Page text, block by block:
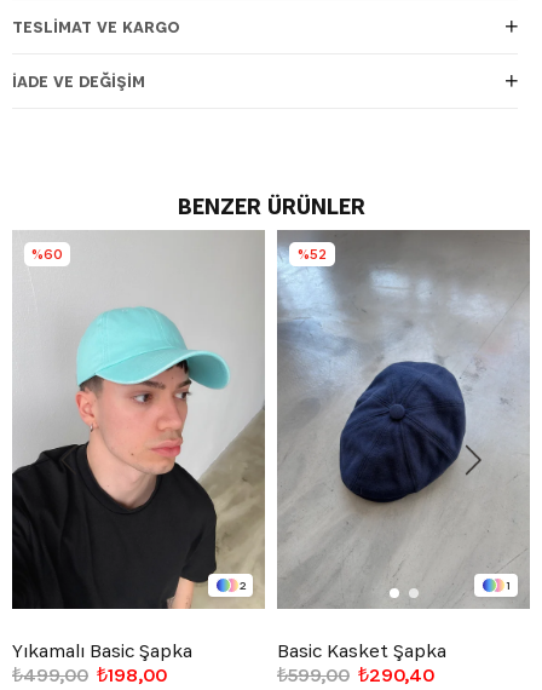
TESLIMAT VE KARGO
İADE VE DEĞIŞIM
BENZER ÜRÜNLER
2
Yıkamalı Basic Şapka
₺198,00
₺499,00
%60
1
Basic Kasket Şapka
₺290,40
₺599,00
%52